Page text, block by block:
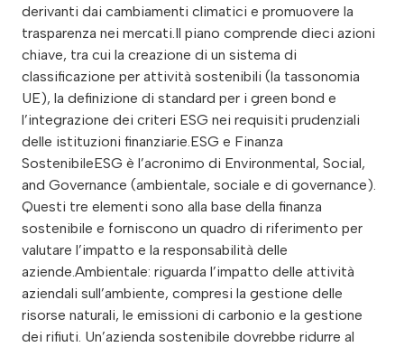
derivanti dai cambiamenti climatici e promuovere la
trasparenza nei mercati.Il piano comprende dieci azioni
chiave, tra cui la creazione di un sistema di
classificazione per attività sostenibili (la tassonomia
UE), la definizione di standard per i green bond e
l’integrazione dei criteri ESG nei requisiti prudenziali
delle istituzioni finanziarie.ESG e Finanza
SostenibileESG è l’acronimo di Environmental, Social,
and Governance (ambientale, sociale e di governance).
Questi tre elementi sono alla base della finanza
sostenibile e forniscono un quadro di riferimento per
valutare l’impatto e la responsabilità delle
aziende.Ambientale: riguarda l’impatto delle attività
aziendali sull’ambiente, compresi la gestione delle
risorse naturali, le emissioni di carbonio e la gestione
dei rifiuti. Un’azienda sostenibile dovrebbe ridurre al